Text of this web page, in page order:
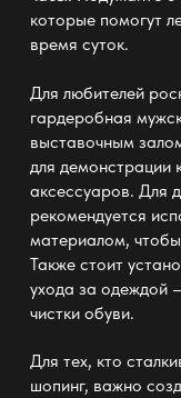
которые помогут
время суток.
Для любителей
гардеробная
выставочным
для демонстрации
аксессуаров. Для
рекомендуется
материалом,
Также стоит
ухода за одеждой
чистки обуви.
Для тех, кто
шопинг, важно